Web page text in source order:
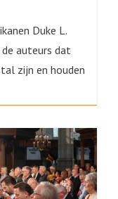
Duke L.
auteurs dat
zijn en houden